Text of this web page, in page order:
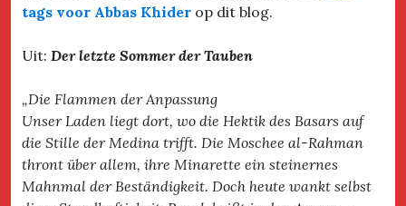
tags voor Abbas Khider op dit blog.
Uit: Der letzte Sommer der Tauben
„Die Flammen der Anpassung
Unser Laden liegt dort, wo die Hektik des Basars auf
die Stille der Medina trifft. Die Moschee al-Rahman
thront über allem, ihre Minarette ein steinernes
Mahnmal der Beständigkeit. Doch heute wankt selbst